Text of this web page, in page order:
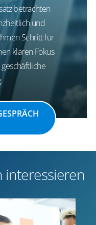
betrachten
und
Schritt für
klaren Fokus
interessieren